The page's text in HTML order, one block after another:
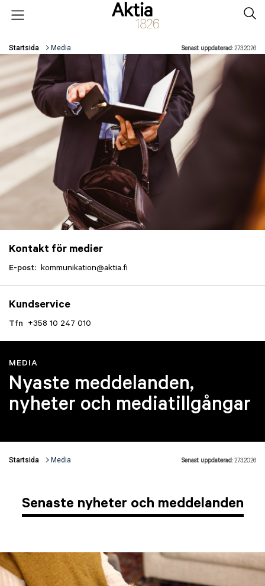
Open menu
Länkstigar
Startsida Media Senast uppdaterad:27.3.2026
MEDIA
Nyaste meddelanden,
nyheter och mediatillgångar
Kontakt för medier
E-post: kommunikation@aktia.fi
Kundservice
Tfn +358 10 247 010
Startsida Media Senast uppdaterad:27.3.2026
Senaste nyheter och meddelanden